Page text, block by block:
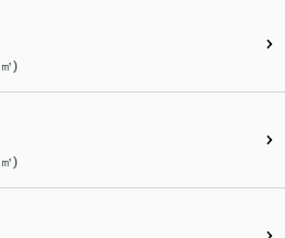
)
)